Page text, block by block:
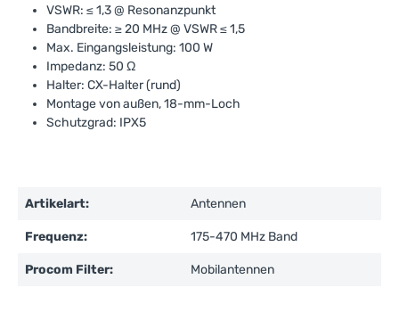
VSWR: ≤ 1,3 @ Resonanzpunkt
Bandbreite: ≥ 20 MHz @ VSWR ≤ 1,5
Max. Eingangsleistung: 100 W
Impedanz: 50 Ω
Halter: CX-Halter (rund)
Montage von außen, 18-mm-Loch
Schutzgrad: IPX5
Artikelart: Antennen
Frequenz: 175-470 MHz Band
Procom Filter: Mobilantennen